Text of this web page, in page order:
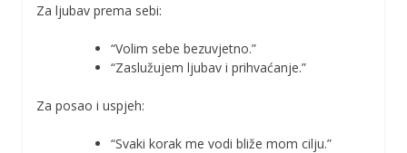
Za ljubav prema sebi:
“Volim sebe bezuvjetno.”
“Zaslužujem ljubav i prihvaćanje.”
Za posao i uspjeh:
“Svaki korak me vodi bliže mom cilju.”